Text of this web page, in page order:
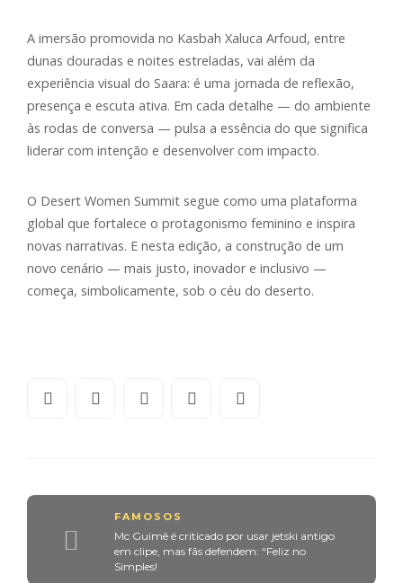
A imersão promovida no Kasbah Xaluca Arfoud, entre
dunas douradas e noites estreladas, vai além da
experiência visual do Saara: é uma jornada de reflexão,
presença e escuta ativa. Em cada detalhe — do ambiente
às rodas de conversa — pulsa a essência do que significa
liderar com intenção e desenvolver com impacto.
O Desert Women Summit segue como uma plataforma
global que fortalece o protagonismo feminino e inspira
novas narrativas. E nesta edição, a construção de um
novo cenário — mais justo, inovador e inclusivo —
começa, simbolicamente, sob o céu do deserto.
FAMOSOS
Mc Guimê é criticado por usar jetski antigo
em clipe, mas fãs defendem: “Feliz no
Simples!